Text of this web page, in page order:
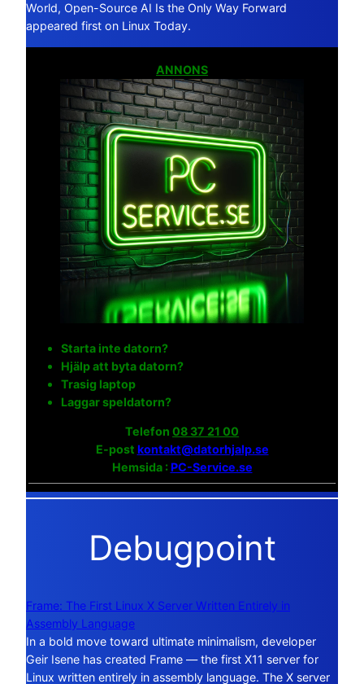
World, Open-Source AI Is the Only Way Forward
appeared first on Linux Today.
ANNONS
Starta inte datorn?
Hjälp att byta datorn?
Trasig laptop
Laggar speldatorn?
Telefon 08 37 21 00
E-post kontakt@datorhjalp.se
Hemsida : PC-Service.se
Debugpoint
Frame: The First Linux X Server Written Entirely in
Assembly Language
In a bold move toward ultimate minimalism, developer
Geir Isene has created Frame — the first X11 server for
Linux written entirely in assembly language. The X server